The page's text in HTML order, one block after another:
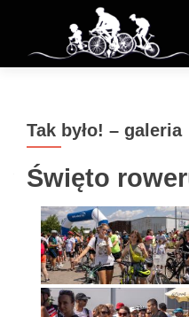
Tak było! – galeria
Święto